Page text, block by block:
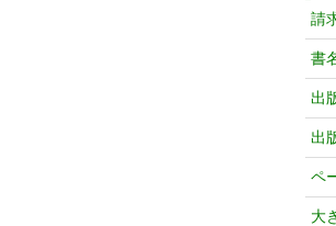
請
書
出
出
ペ
大